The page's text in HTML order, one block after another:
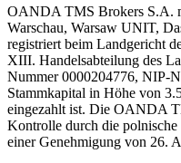
OANDA TMS Brokers S.A.
Warschau, Warsaw UNIT,
registriert beim Landgericht
XIII. Handelsabteilung des
Nummer 0000204776, NIP-
Stammkapital in Höhe von
eingezahlt ist. Die OANDA
Kontrolle durch die polnische
einer Genehmigung von 26.